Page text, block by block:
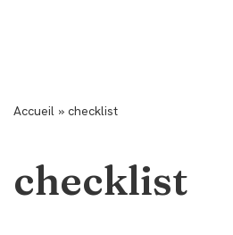
Accueil » checklist
checklist